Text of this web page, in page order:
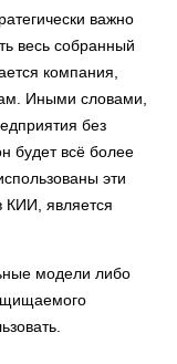
важно
весь собранный
компания,
Иными словами,
без
будет всё более
эти
КИИ, является
модели либо